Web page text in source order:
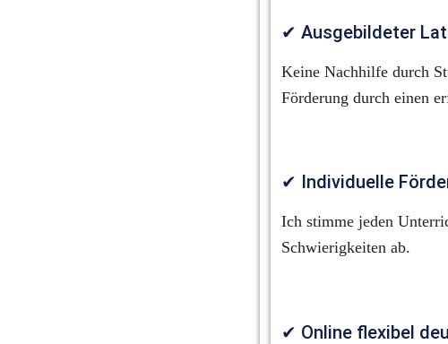
✔ Ausgebildeter
Keine Nachhilfe durch
Förderung durch einen
✔ Individuelle
Ich stimme jeden
Schwierigkeiten ab.
✔ Online flexibel